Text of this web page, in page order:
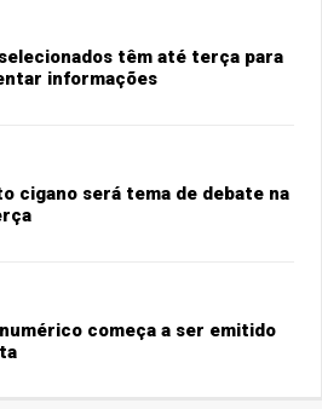
têm até terça para
informações
cigano será tema de debate na
começa a ser emitido